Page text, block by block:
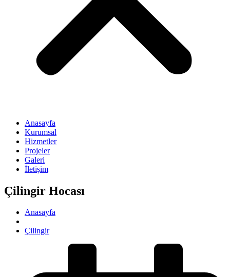
Anasayfa
Kurumsal
Hizmetler
Projeler
Galeri
İletişim
Çilingir Hocası
Anasayfa
Çilingir